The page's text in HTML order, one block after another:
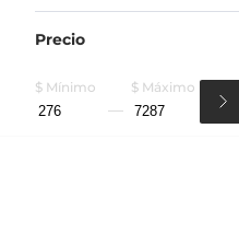
Precio
$ Mínimo $ Máximo